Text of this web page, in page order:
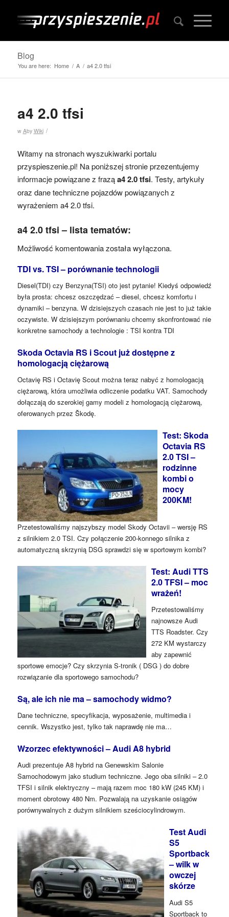
Blog
You are here: Home / A / a4 2.0 tfsi
a4 2.0 tfsi
w A /
by Wiki
Witamy na stronach wyszukiwarki portalu
przyspieszenie.pl! Na poniższej stronie przezentujemy
informacje powiązane z fraząa4 2.0 tfsi. Testy, artykuły
oraz dane techniczne pojazdów powiązanych z
wyrażeniem a4 2.0 tfsi.
a4 2.0 tfsi – lista tematów:
Możliwość komentowania została wyłączona.
TDI vs. TSI – porównanie technologii
Diesel(TDI) czy Benzyna(TSI) oto jest pytanie! Kiedyś odpowiedź
była prosta: chcesz oszczędzać – diesel, chcesz komfortu i
dynamiki – benzyna. W dzisiejszych czasach nie jest to już takie
oczywiste. W dzisiejszym porównaniu chcemy skonfrontować nie
konkretne samochody a technologie : TSI kontra TDI
Skoda Octavia RS i Scout już dostępne z
homologacją ciężarową
Octavię RS i Octavię Scout można teraz nabyć z homologacją
ciężarową, która umożliwia odliczenie podatku VAT. Samochody
dołączają do szerokiej gamy modeli z homologacją ciężarową,
oferowanych przez Škodę.
Test: Skoda
Octavia RS
2.0 TSI –
rodzinne
kombi o
mocy
200KM!
Przetestowaliśmy najszybszy model Skody Octavii – wersję RS
z silnikiem 2.0 TSI. Czy połączenie 200-konnego silnika z
automatyczną skrzynią DSG sprawdzi się w sportowym kombi?
Test: Audi TTS
2.0 TFSI – moc
wrażeń!
Przetestowaliśmy
najnowsze Audi
TTS Roadster. Czy
272 KM wystarczy
aby zapewnić
sportowe emocje? Czy skrzynia S-tronik ( DSG ) do dobre
rozwiązanie dla sportowego samochodu?
Są, ale ich nie ma – samochody widmo?
Dane techniczne, specyfikacja, wyposażenie, multimedia i
cennik. Wszystko jest, tylko tak naprawdę nie ma…
Wzorzec efektywności – Audi A8 hybrid
Audi prezentuje A8 hybrid na Genewskim Salonie
Samochodowym jako studium techniczne. Jego oba silniki – 2.0
TFSI i silnik elektryczny – mają razem moc 180 kW (245 KM) i
moment obrotowy 480 Nm. Pozwalają na uzyskanie osiągów
porównywalnych z dużym silnikiem sześciocylindrowym.
Test Audi
S5
Sportback
– wilk w
owczej
skórze
Audi S5
Sportback to